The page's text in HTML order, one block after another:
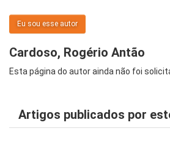
Eu sou esse autor
Cardoso, Rogério Antão
Esta página do autor ainda não foi
Artigos publicados por